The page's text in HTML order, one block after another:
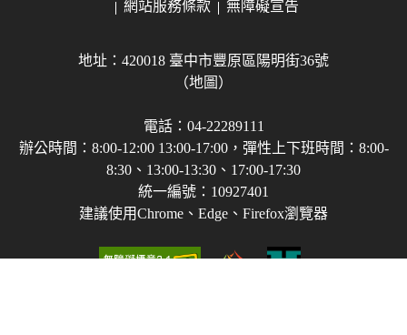
網站服務條款
無障礙宣告
地址：420018 臺中市豐原區陽明街36號
（地圖）
電話：04-22289111
辦公時間：8:00-12:00 13:00-17:00，彈性上下班時間：8:00-
8:30、13:00-13:30、17:00-17:30
統一編號：10927401
建議使用Chrome、Edge、Firefox瀏覽器